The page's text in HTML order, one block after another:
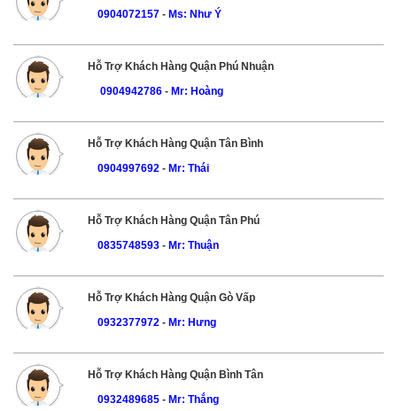
0904072157- Ms: Như Ý
Hỗ Trợ Khách Hàng Quận Phú Nhuận
0904942786- Mr: Hoàng
Hỗ Trợ Khách Hàng Quận Tân Bình
0904997692- Mr: Thái
Hỗ Trợ Khách Hàng Quận Tân Phú
0835748593- Mr: Thuận
Hỗ Trợ Khách Hàng Quận Gò Vấp
0932377972- Mr: Hưng
Hỗ Trợ Khách Hàng Quận Bình Tân
0932489685- Mr: Thắng